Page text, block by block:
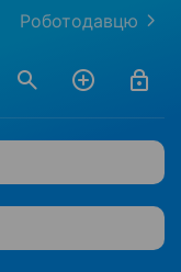
Роботодавцю